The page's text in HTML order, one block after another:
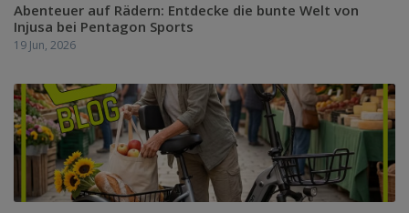
Abenteuer auf Rädern: Entdecke die bunte Welt von
Injusa bei Pentagon Sports
19 Jun, 2026